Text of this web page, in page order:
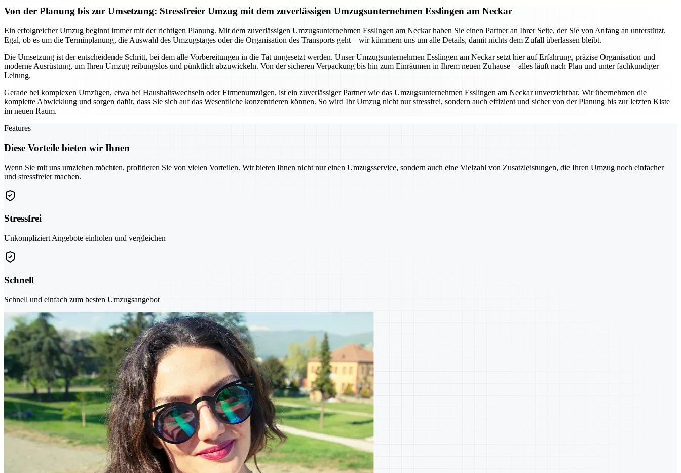
Von der Planung bis zur Umsetzung: Stressfreier Umzug mit dem zuverlässigen Umzugsunternehmen Esslingen am Neckar
Ein erfolgreicher Umzug beginnt immer mit der richtigen Planung. Mit dem zuverlässigen Umzugsunternehmen Esslingen am Neckar haben Sie einen Partner an Ihrer Seite, der Sie von Anfang an unterstützt.
Egal, ob es um die Terminplanung, die Auswahl des Umzugstages oder die Organisation des Transports geht – wir kümmern uns um alle Details, damit nichts dem Zufall überlassen bleibt.
Die Umsetzung ist der entscheidende Schritt, bei dem alle Vorbereitungen in die Tat umgesetzt werden. Unser Umzugsunternehmen Esslingen am Neckar setzt hier auf Erfahrung, präzise Organisation und
moderne Ausrüstung, um Ihren Umzug reibungslos und pünktlich abzuwickeln. Von der sicheren Verpackung bis hin zum Einräumen in Ihrem neuen Zuhause – alles läuft nach Plan und unter fachkundiger
Leitung.
Gerade bei komplexen Umzügen, etwa bei Haushaltswechseln oder Firmenumzügen, ist ein zuverlässiger Partner wie das Umzugsunternehmen Esslingen am Neckar unverzichtbar. Wir übernehmen die
komplette Abwicklung und sorgen dafür, dass Sie sich auf das Wesentliche konzentrieren können. So wird Ihr Umzug nicht nur stressfrei, sondern auch effizient und sicher von der Planung bis zur letzten Kiste
im neuen Raum.
Features
Diese Vorteile bieten wir Ihnen
Wenn Sie mit uns umziehen möchten, profitieren Sie von vielen Vorteilen. Wir bieten Ihnen nicht nur einen Umzugsservice, sondern auch eine Vielzahl von Zusatzleistungen, die Ihren Umzug noch einfacher
und stressfreier machen.
Stressfrei
Unkompliziert Angebote einholen und vergleichen
Schnell
Schnell und einfach zum besten Umzugsangebot